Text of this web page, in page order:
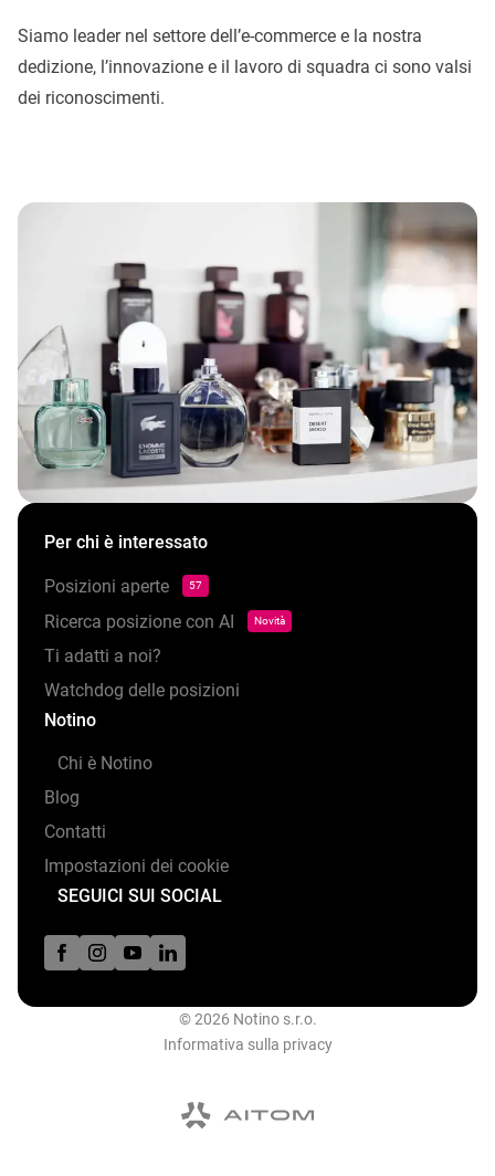
Siamo leader nel settore dell’e-commerce e la nostra
dedizione, l’innovazione e il lavoro di squadra ci sono valsi
dei riconoscimenti.
Per chi è interessato
Posizioni aperte 57
Ricerca posizione con AI Novità
Ti adatti a noi?
Watchdog delle posizioni
Notino
Chi è Notino
Blog
Contatti
Impostazioni dei cookie
SEGUICI SUI SOCIAL
© 2026 Notino s.r.o.
Informativa sulla privacy